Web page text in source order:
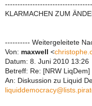
KLARMACHEN ZUM
---------- Weitergeleitete
Von: maxwell <
Datum: 8. Juni 2010 13:26
Betreff: Re: [NRW
An: Diskussion zu Liquid